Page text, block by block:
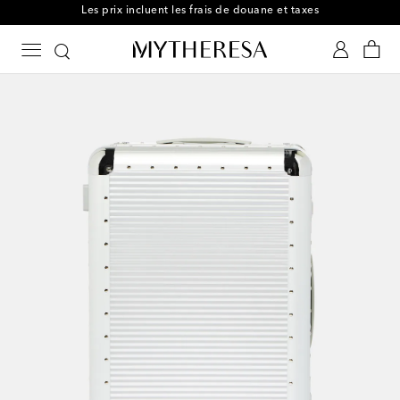
Retours gratuits possibles sous 30 jours